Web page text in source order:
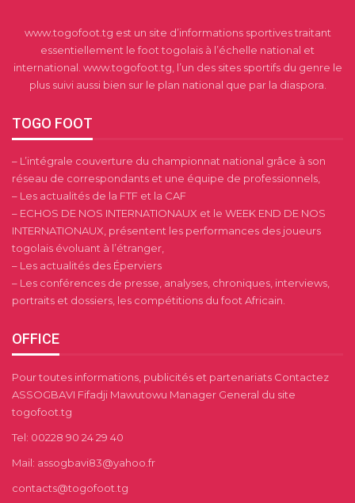
www.togofoot.tg est un site d’informations sportives traitant
essentiellement le foot togolais à l’échelle national et
international. www.togofoot.tg, l’un des sites sportifs du genre le
plus suivi aussi bien sur le plan national que par la diaspora.
TOGO FOOT
– L’intégrale couverture du championnat national grâce à son
réseau de correspondants et une équipe de professionnels,
– Les actualités de la FTF et la CAF
– ECHOS DE NOS INTERNATIONAUX et le WEEK END DE NOS
INTERNATIONAUX, présentent les performances des joueurs
togolais évoluant à l’étranger,
– Les actualités des Éperviers
– Les conférences de presse, analyses, chroniques, interviews,
portraits et dossiers, les compétitions du foot Africain.
OFFICE
Pour toutes informations, publicités et partenariats Contactez
ASSOGBAVI Fifadji Mawutowu Manager General du site
togofoot.tg
Tel: 00228 90 24 29 40
Mail: assogbavi83@yahoo.fr
contacts@togofoot.tg